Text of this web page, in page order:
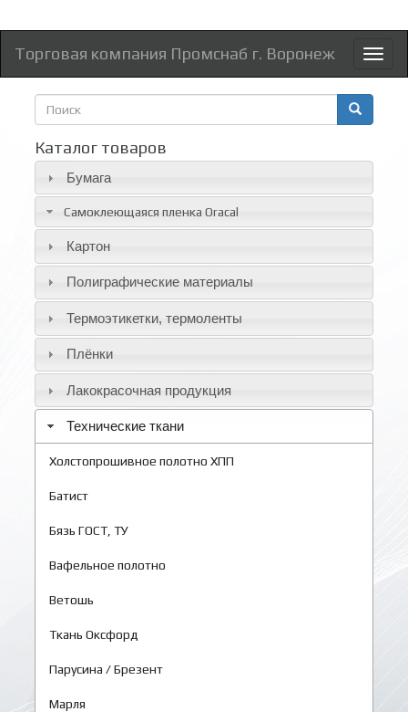
Торговая компания Промснаб г. Воронеж
Форма
поиска
Каталог товаров
Бумага
Самоклеющаяся пленка Oracal
Картон
Полиграфические материалы
Термоэтикетки, термоленты
Плёнки
Лакокрасочная продукция
Технические ткани
Холстопрошивное полотно ХПП
Батист
Бязь ГОСТ, ТУ
Вафельное полотно
Ветошь
Ткань Оксфорд
Парусина / Брезент
Марля